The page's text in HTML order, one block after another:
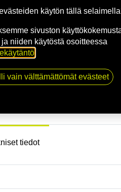
tiedot
käytön tällä
sivuston
niiden käytöstä osoitteessa
.
vain välttämättömät evästeet